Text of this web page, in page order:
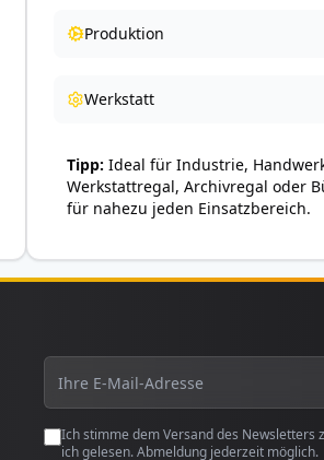
Produktion
Werkstatt
Tipp Ideal für Industrie,
Werkstattregal, Archivregal oder
für nahezu jeden Einsatzbereich.
Ich stimme dem Versand des Newsletters
ich gelesen. Abmeldung jederzeit möglich.